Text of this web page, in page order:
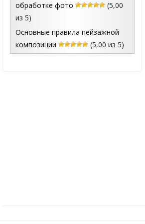
обработке фото
(5,00
из 5)
Основные правила пейзажной
композиции
(5,00 из 5)